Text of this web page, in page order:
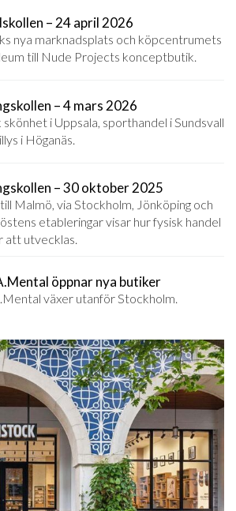
– 24 april 2026
nya marknadsplats och köpcentrumets
till Nude Projects konceptbutik.
– 4 mars 2026
skönhet i Uppsala, sporthandel i Sundsvall
i Höganäs.
– 30 oktober 2025
Malmö, via Stockholm, Jönköping och
etableringar visar hur fysisk handel
utvecklas.
öppnar nya butiker
växer utanför Stockholm.